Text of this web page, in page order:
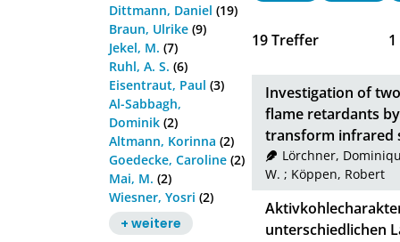
Dittmann, Daniel (19)
Braun, Ulrike (9)
Jekel, M. (7)
Ruhl, A. S. (6)
Eisentraut, Paul (3)
Al-Sabbagh,
Dominik (2)
Altmann, Korinna (2)
Goedecke, Caroline (2)
Mai, M. (2)
Wiesner, Yosri (2)
+ weitere
19Treffer 1
Investigation of
flame retardants
transform infrared
Lörchner,
W. ; Köppen, Robert
unterschiedlichen